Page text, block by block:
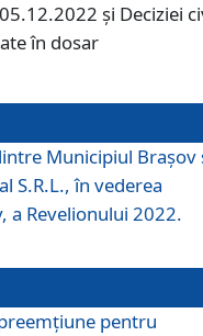
și Deciziei
în dosar
Municipiul Brașov
S.R.L., în vederea
a Revelionului 2022.
pentru